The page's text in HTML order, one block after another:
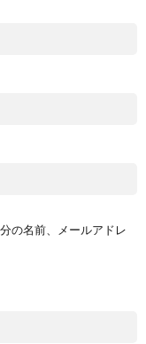
の名前、メールアドレ